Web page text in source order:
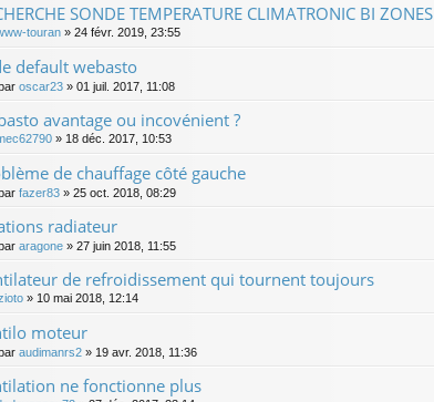
SONDE TEMPERATURE CLIMATRONIC BI ZONES
touran » 24 févr. 2019, 23:55
default webasto
oscar23 » 01 juil. 2017, 11:08
avantage ou incovénient ?
» 18 déc. 2017, 10:53
de chauffage côté gauche
fazer83 » 25 oct. 2018, 08:29
radiateur
aragone » 27 juin 2018, 11:55
de refroidissement qui tournent toujours
» 10 mai 2018, 12:14
moteur
audimanrs2 » 19 avr. 2018, 11:36
ne fonctionne plus